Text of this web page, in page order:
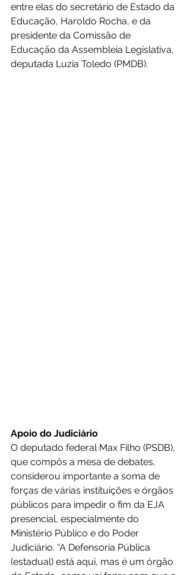
entre elas do secretário de Estado da
Educação, Haroldo Rocha, e da
presidente da Comissão de
Educação da Assembleia Legislativa,
deputada Luzia Toledo (PMDB).
Apoio do Judiciário
O deputado federal Max Filho (PSDB),
que compôs a mesa de debates,
considerou importante a soma de
forças de várias instituições e órgãos
públicos para impedir o fim da EJA
presencial, especialmente do
Ministério Público e do Poder
Judiciário. “A Defensoria Pública
(estadual) está aqui, mas é um órgão